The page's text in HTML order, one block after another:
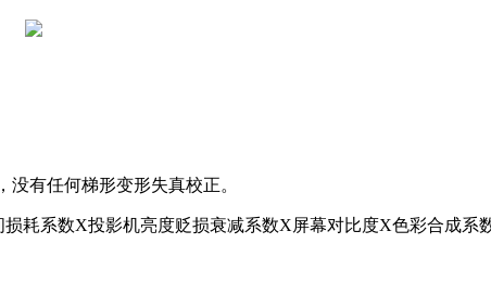
有任何梯形变形失真校正。
耗系数X投影机亮度贬损衰减系数X屏幕对比度X色彩合成系